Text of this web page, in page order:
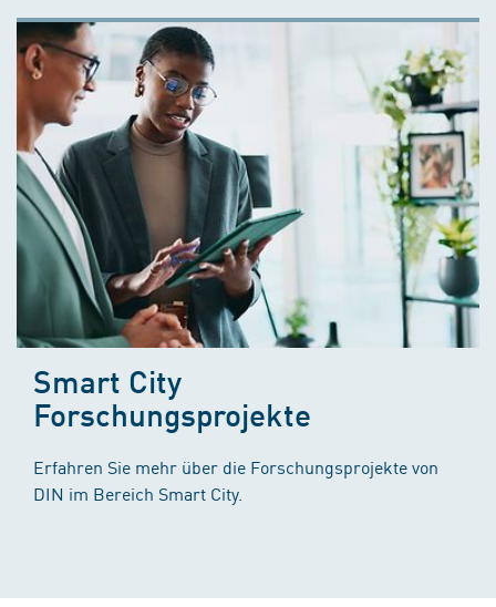
Smart City
Forschungsprojekte
Erfahren Sie mehr über die Forschungsprojekte von
DIN im Bereich Smart City.